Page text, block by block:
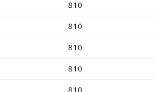
810
810
810
810
810